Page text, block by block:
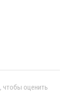
, чтобы оценить